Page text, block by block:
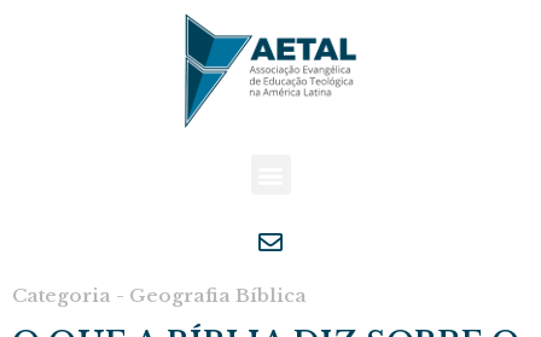
Categoria - Geografia Bíblica